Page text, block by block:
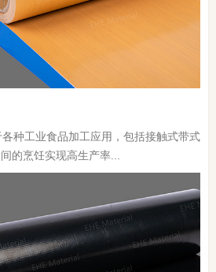
种工业食品加工应用，包括接触式带式
的烹饪实现高生产率...